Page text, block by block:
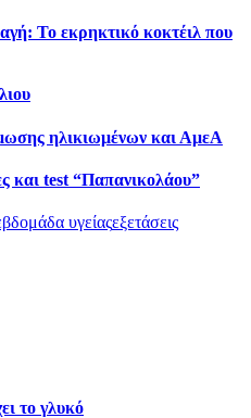
Το εκρηκτικό κοκτέιλ που
ηλικιωμένων και ΑμεΑ
και test “Παπανικολάου”
υγείαςεξετάσεις
το γλυκό